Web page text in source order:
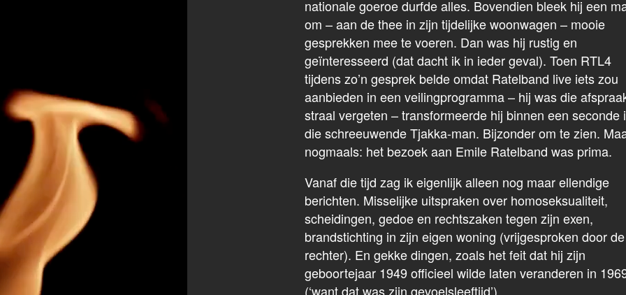
nationale goeroe durfde alles. Bovendien bleek hij een
om – aan de thee in zijn tijdelijke woonwagen – mooie
gesprekken mee te voeren. Dan was hij rustig en
geïnteresseerd (dat dacht ik in ieder geval). Toen RTL4
tijdens zo’n gesprek belde omdat Ratelband live iets zou
aanbieden in een veilingprogramma – hij was die
straal vergeten – transformeerde hij binnen een seconde
die schreeuwende Tjakka-man. Bijzonder om te zien.
nogmaals: het bezoek aan Emile Ratelband was prima.
Vanaf die tijd zag ik eigenlijk alleen nog maar ellendige
berichten. Misselijke uitspraken over homoseksualiteit,
scheidingen, gedoe en rechtszaken tegen zijn exen,
brandstichting in zijn eigen woning (vrijgesproken door de
rechter). En gekke dingen, zoals het feit dat hij zijn
geboortejaar 1949 officieel wilde laten veranderen in
(‘want dat was zijn gevoelsleeftijd’).